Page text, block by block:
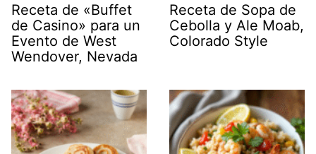
Receta de «Buffet
de Casino» para un
Evento de West
Wendover, Nevada
Receta de Sopa de
Cebolla y Ale Moab,
Colorado Style